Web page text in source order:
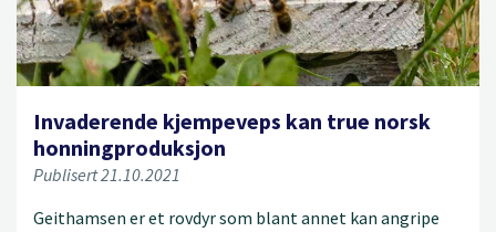
Invaderende kjempeveps kan true norsk
honningproduksjon
Publisert 21.10.2021
Geithamsen er et rovdyr som blant annet kan angripe